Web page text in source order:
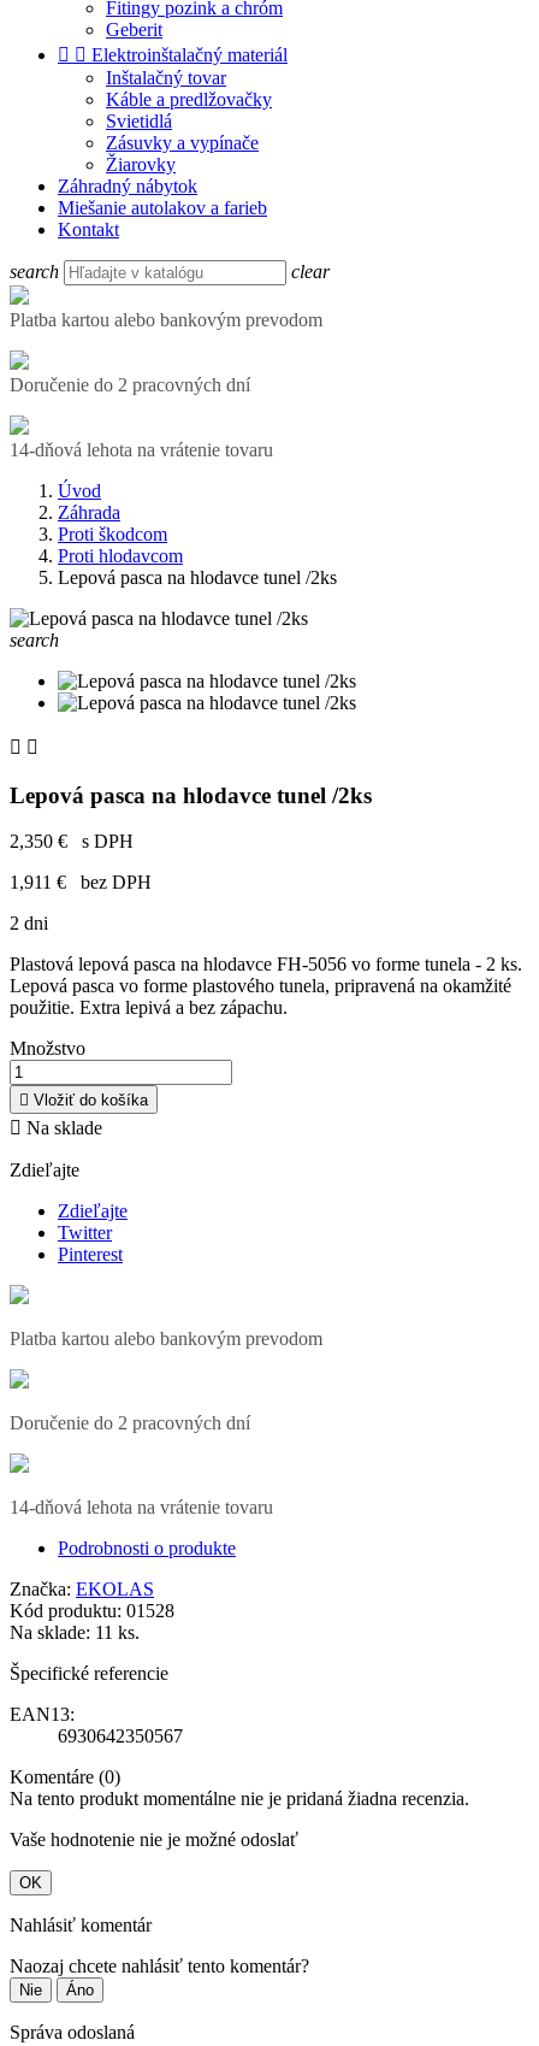
Fitingy pozink a chróm
Geberit
  Elektroinštalačný materiál
Inštalačný tovar
Káble a predlžovačky
Svietidlá
Zásuvky a vypínače
Žiarovky
Záhradný nábytok
Miešanie autolakov a farieb
Kontakt
search clear
Platba kartou alebo bankovým prevodom
Doručenie do 2 pracovných dní
14-dňová lehota na vrátenie tovaru
Úvod
Záhrada
Proti škodcom
Proti hlodavcom
Lepová pasca na hlodavce tunel /2ks
search
 
Lepová pasca na hlodavce tunel /2ks
2,350 €
s DPH
1,911 €
bez DPH
2 dni
Plastová lepová pasca na hlodavce FH-5056 vo forme tunela - 2 ks.
Lepová pasca vo forme plastového tunela, pripravená na okamžité
použitie. Extra lepivá a bez zápachu.
Množstvo
 Vložiť do košíka
 Na sklade
Zdieľajte
Zdieľajte
Twitter
Pinterest
Platba kartou alebo bankovým prevodom
Doručenie do 2 pracovných dní
14-dňová lehota na vrátenie tovaru
Podrobnosti o produkte
Značka: EKOLAS
Kód produktu: 01528
Na sklade: 11 ks.
Špecifické referencie
EAN13:
6930642350567
Komentáre (0)
Na tento produkt momentálne nie je pridaná žiadna recenzia.
Vaše hodnotenie nie je možné odoslať
OK
Nahlásiť komentár
Naozaj chcete nahlásiť tento komentár?
Nie Áno
Správa odoslaná